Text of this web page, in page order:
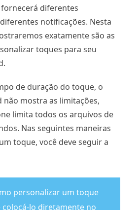
diferentes
notificações. Nesta
exatamente são as
toques para seu
de duração do toque, o
mostra as limitações,
limita todos os arquivos de
Nas seguintes maneiras
toque, você deve seguir a
personalizar um toque
colocá-lo diretamente no